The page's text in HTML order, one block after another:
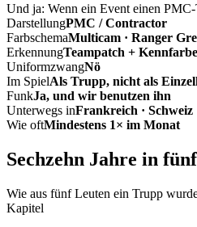
Und ja: Wenn ein Event einen
DarstellungPMC / Contractor
FarbschemaMulticam · Ranger
ErkennungTeampatch + Kennfarbe
UniformzwangNö
Im SpielAls Trupp, nicht als
FunkJa, und wir benutzen ihn
Unterwegs inFrankreich · Schweiz
Wie oftMindestens 1× im Monat
Sechzehn Jahre in
Wie aus fünf Leuten ein Trupp
Kapitel